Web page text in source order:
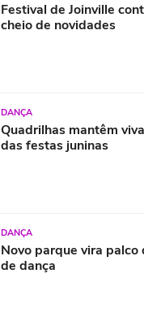
Festival de Joinville
cheio de novidades
DANÇA
Quadrilhas mantêm
das festas juninas
DANÇA
Novo parque vira palco
de dança